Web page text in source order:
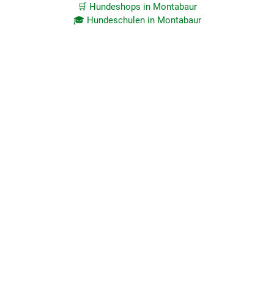
🛒 Hundeshops in Montabaur
🎓 Hundeschulen in Montabaur